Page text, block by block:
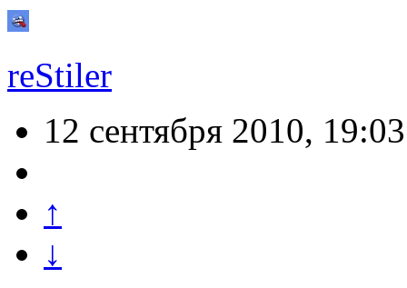
reStiler
12 сентября 2010, 19:03
↑
↓